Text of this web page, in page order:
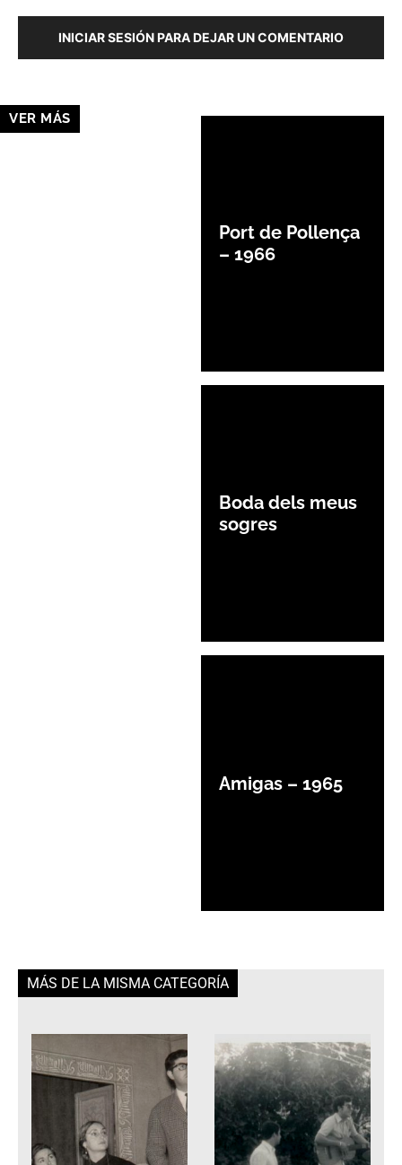
INICIAR SESIÓN PARA DEJAR UN COMENTARIO
VER MÁS
Port de Pollença
– 1966
Boda dels meus
sogres
Amigas – 1965
MÁS DE LA MISMA CATEGORÍA